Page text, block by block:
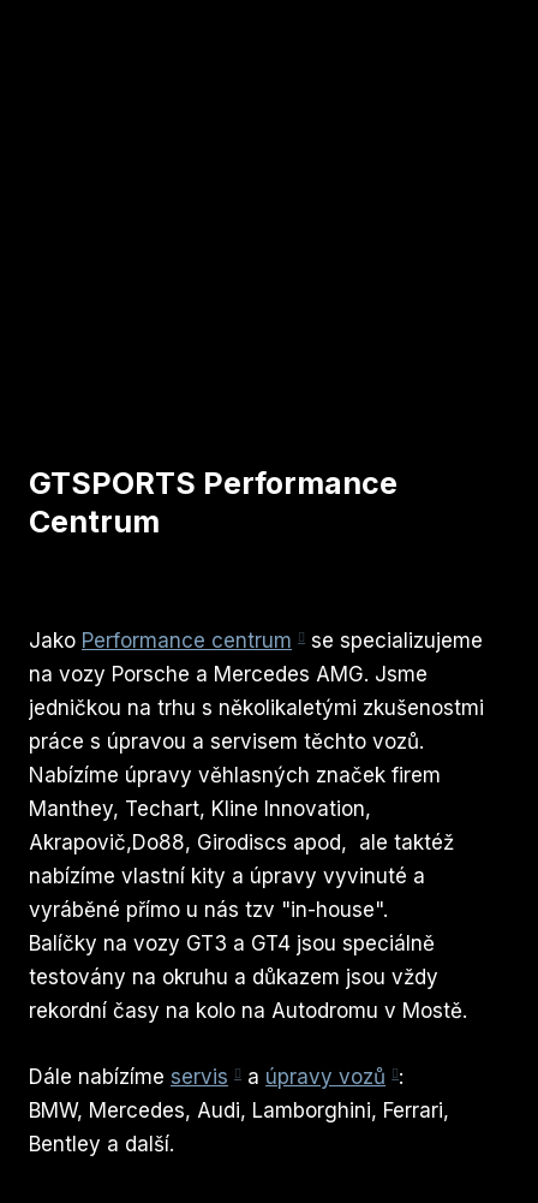
GTSPORTS Performance
Centrum
Jako Performance centrum
se specializujeme
na vozy Porsche a Mercedes AMG. Jsme
jedničkou na trhu s několikaletými zkušenostmi
práce s úpravou a servisem těchto vozů.
Nabízíme úpravy věhlasných značek firem
Manthey, Techart, Kline Innovation,
Akrapovič,Do88, Girodiscs apod, ale taktéž
nabízíme vlastní kity a úpravy vyvinuté a
vyráběné přímo u nás tzv "in-house".
Balíčky na vozy GT3 a GT4 jsou speciálně
testovány na okruhu a důkazem jsou vždy
rekordní časy na kolo na Autodromu v Mostě.
Dále nabízíme servis a úpravy vozů
:
BMW, Mercedes, Audi, Lamborghini, Ferrari,
Bentley a další.